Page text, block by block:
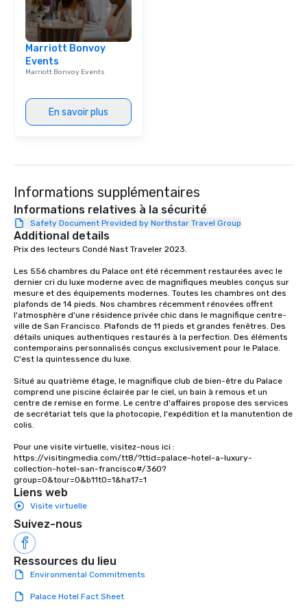
Our exclusive
right of you. Because
with different people
down at each venue
traverse along the
experiences not only
ways to network, but
way to do so. Large Groups Welcome
groups, small or large.
experiences can
groups from as few
Marriott Bonvoy
Events
Marriott Bonvoy Events
En savoir plus
Informations supplémentaires
Informations relatives à la sécurité
Safety Document Provided by Northstar Travel Group
Additional details
Prix des lecteurs Condé Nast Traveler 2023.
Les 556 chambres du Palace ont été récemment restaurées avec le
dernier cri du luxe moderne avec de magnifiques meubles conçus sur
mesure et des équipements modernes. Toutes les chambres ont des
plafonds de 14 pieds. Nos chambres récemment rénovées offrent
l'atmosphère d'une résidence privée chic dans le magnifique centre-
ville de San Francisco. Plafonds de 11 pieds et grandes fenêtres. Des
détails uniques authentiques restaurés à la perfection. Des éléments
contemporains personnalisés conçus exclusivement pour le Palace.
C'est la quintessence du luxe.
Situé au quatrième étage, le magnifique club de bien-être du Palace
comprend une piscine éclairée par le ciel, un bain à remous et un
centre de remise en forme. Le centre d'affaires propose des services
de secrétariat tels que la photocopie, l'expédition et la manutention de
colis.
Pour une visite virtuelle, visitez-nous ici :
https://visitingmedia.com/tt8/?ttid=palace-hotel-a-luxury-
collection-hotel-san-francisco#/360?
group=0&tour=0&b11t0=1&ha17=1
Liens web
Visite virtuelle
Suivez-nous
Ressources du lieu
Environmental Commitments
Palace Hotel Fact Sheet